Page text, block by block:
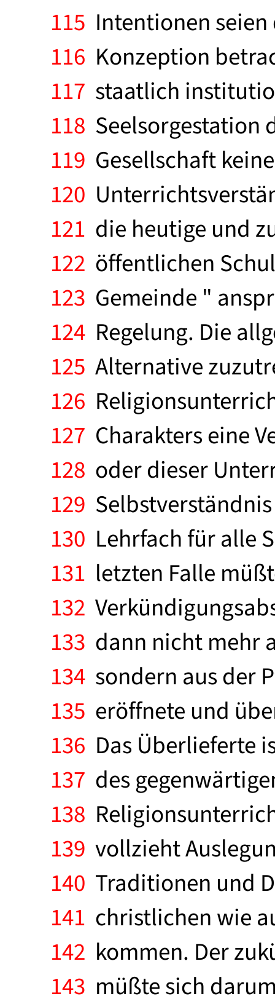
115 Intentionen
116 Konzeption
117 staatlich
118 Seelsorgestation
119 Gesellschaft
120
121 die heutige und
122 öffentlichen
123 Gemeinde "
124 Regelung. Die
125 Alternative
126
127 Charakters eine
128 oder dieser
129
130 Lehrfach für alle
131 letzten Falle
132
133 dann nicht mehr
134 sondern aus der
135 eröffnete und
136 Das Überlieferte
137 des
138
139 vollzieht
140 Traditionen und
141 christlichen wie
142 kommen. Der
143 müßte sich